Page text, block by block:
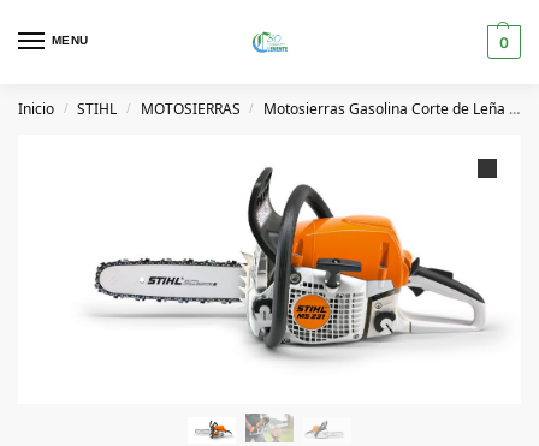
MENU 0
Inicio / STIHL / MOTOSIERRAS / Motosierras Gasolina Corte de Leña y Jardín